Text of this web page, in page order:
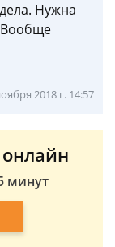
Нужна
Вообще
2018 г. 14:57
минут